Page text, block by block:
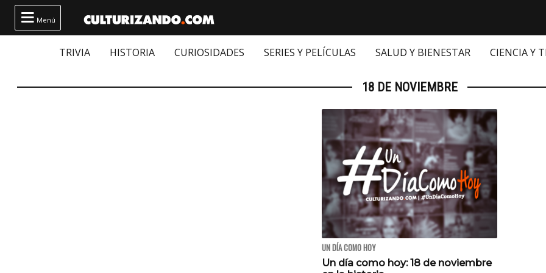
 Menú
TRIVIA HISTORIA CURIOSIDADES SERIES Y PELÍCULAS SALUD Y BIENESTAR CIENCIA Y
18 DE NOVIEMBRE
UN DÍA COMO HOY
Un día como hoy: 18 de noviembre